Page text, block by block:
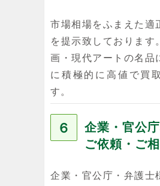
市場相場をふまえた適
を提示致しております
画・現代アートの名品
に積極的に高値で買
す。
６
企業・官公
ご依頼・ご
企業・官公庁・弁護士